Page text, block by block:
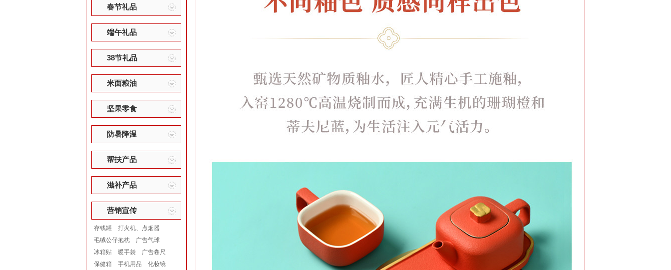
春节礼品
端午礼品
38节礼品
米面粮油
坚果零食
防暑降温
帮扶产品
滋补产品
营销宣传
存钱罐
打火机、点烟器
毛绒公仔抱枕
广告气球
冰箱贴
暖手袋
广告卷尺
保健箱
手机用品
化妆镜